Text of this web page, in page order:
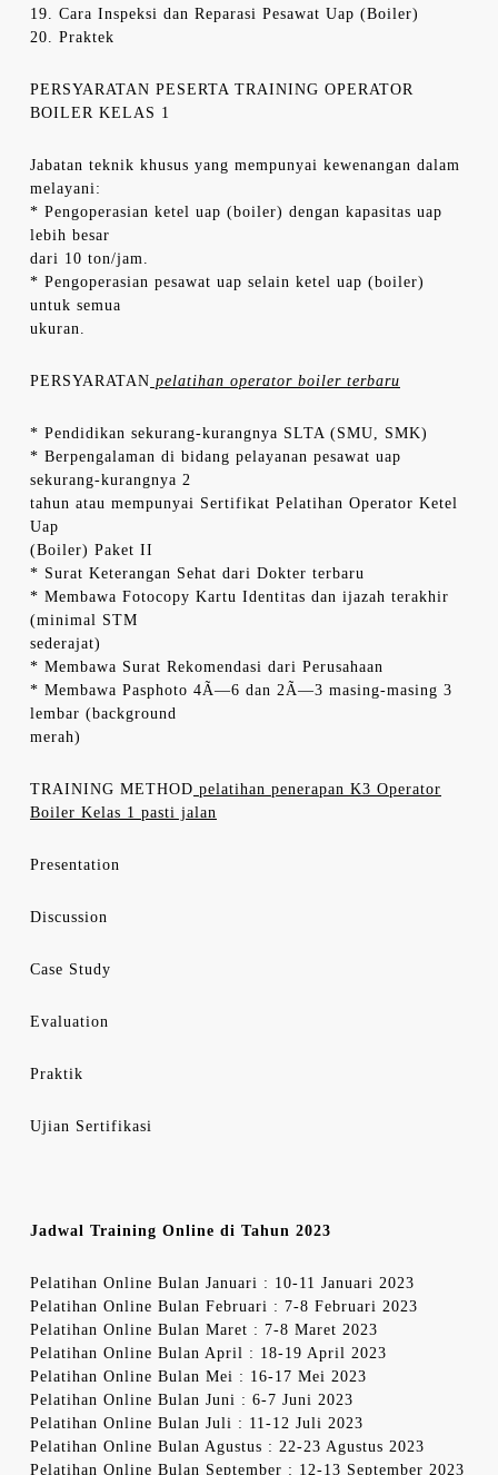
19. Cara Inspeksi dan Reparasi Pesawat Uap (Boiler)
20. Praktek
PERSYARATAN PESERTA TRAINING OPERATOR
BOILER KELAS 1
Jabatan teknik khusus yang mempunyai kewenangan dalam
melayani:
* Pengoperasian ketel uap (boiler) dengan kapasitas uap
lebih besar
dari 10 ton/jam.
* Pengoperasian pesawat uap selain ketel uap (boiler)
untuk semua
ukuran.
PERSYARATAN pelatihan operator boiler terbaru
* Pendidikan sekurang-kurangnya SLTA (SMU, SMK)
* Berpengalaman di bidang pelayanan pesawat uap
sekurang-kurangnya 2
tahun atau mempunyai Sertifikat Pelatihan Operator Ketel
Uap
(Boiler) Paket II
* Surat Keterangan Sehat dari Dokter terbaru
* Membawa Fotocopy Kartu Identitas dan ijazah terakhir
(minimal STM
sederajat)
* Membawa Surat Rekomendasi dari Perusahaan
* Membawa Pasphoto 4Ã—6 dan 2Ã—3 masing-masing 3
lembar (background
merah)
TRAINING METHOD pelatihan penerapan K3 Operator
Boiler Kelas 1 pasti jalan
Presentation
Discussion
Case Study
Evaluation
Praktik
Ujian Sertifikasi
Jadwal Training Online di Tahun 2023
Pelatihan Online Bulan Januari : 10-11 Januari 2023
Pelatihan Online Bulan Februari : 7-8 Februari 2023
Pelatihan Online Bulan Maret : 7-8 Maret 2023
Pelatihan Online Bulan April : 18-19 April 2023
Pelatihan Online Bulan Mei : 16-17 Mei 2023
Pelatihan Online Bulan Juni : 6-7 Juni 2023
Pelatihan Online Bulan Juli : 11-12 Juli 2023
Pelatihan Online Bulan Agustus : 22-23 Agustus 2023
Pelatihan Online Bulan September : 12-13 September 2023